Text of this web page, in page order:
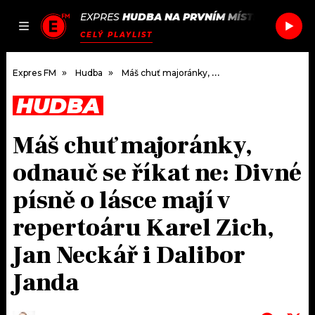
JAK
SEZNAM.CZ
EXPRES HUDBA NA PRVNÍM MÍSTĚ ZHU IN
CELÝ PLAYLIST
DOMŮ
ČLÁNKY
AKTUÁLNĚ
HUDBA
ROZHOVORY
#NEBUDUDOMA
PODCASTY
JAK NALADIT
RÁDIO
APLIKACE
Expres FM Hudba Máš chuť majoránky, odnauč se říkat ne: Divné písně o lásce mají v repertoáru Karel Zich, Jan Neckář i Dalibor Janda
HUDBA
Máš chuť majoránky,
odnauč se říkat ne: Divné
písně o lásce mají v
repertoáru Karel Zich,
Jan Neckář i Dalibor
Janda